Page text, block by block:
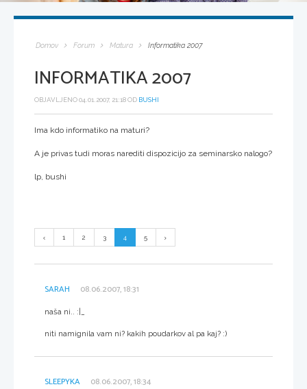
Domov Forum Matura Informatika 2007
INFORMATIKA 2007
OBJAVLJENO 04.01.2007, 21:18 OD BUSHI
Ima kdo informatiko na maturi?
A je privas tudi moras narediti dispozicijo za seminarsko nalogo?
lp, bushi
1 2 3 4 5
SARAH 08.06.2007, 18:31
naša ni.. :|_
niti namignila vam ni? kakih poudarkov al pa kaj? :)
SLEEPYKA 08.06.2007, 18:34